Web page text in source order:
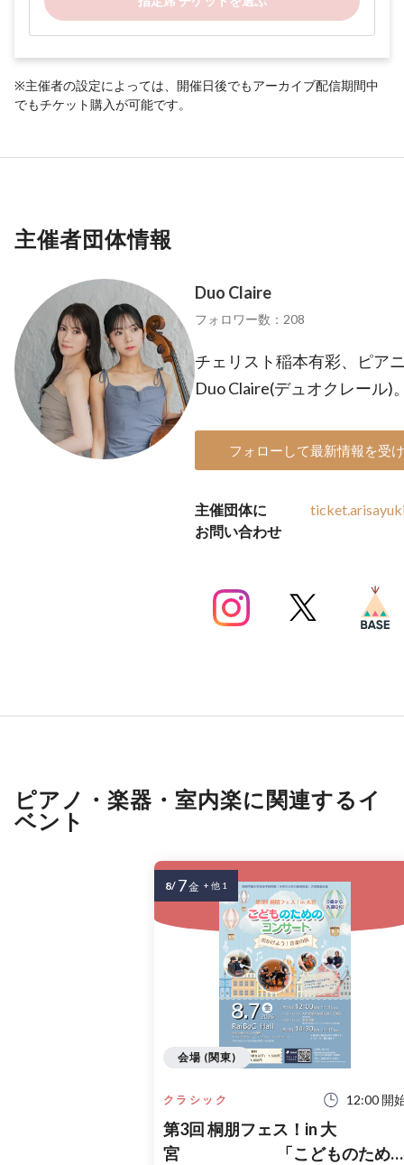
※主催者の設定によっては、開催日後でもアーカイブ配信期間中
でもチケット購入が可能です。
主催者団体情報
Duo Claire
フォロワー数：208
チェリスト稲本有彩、ピア
Duo Claire(デュオクレール)
フォローして最新情報を受
主催団体に
お問い合わせ
ピアノ・楽器・室内楽に関連するイ
ベント
クラシック 12:00 開
第3回 桐朋フェス！in 大
宮 「こどものため
会場 (関東)
8/ 7金 + 他 1